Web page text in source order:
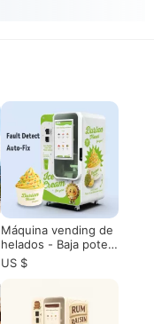
Máquina vending de
helados - Baja poten
cia de 10 a 15kWh / d
ía: Tecnología de con
y carrera no tripulad
a 24 / 7
US $